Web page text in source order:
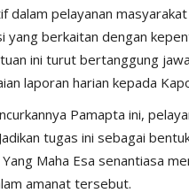
dalam pelayanan
berkaitan dengan
ini turut bertanggung
laporan harian kepada
Pamapta ini,
tugas ini sebagai
Maha Esa senantiasa
amanat tersebut.